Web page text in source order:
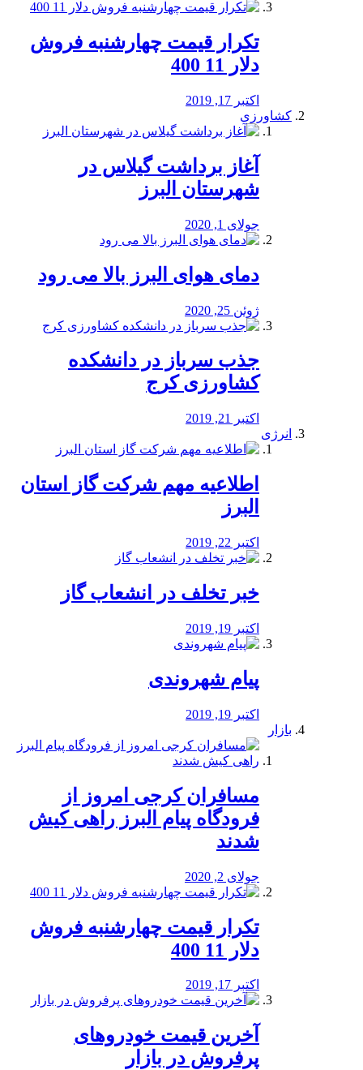
تکرار قیمت چهارشنبه فروش
دلار 11 400
اکتبر 17, 2019
کشاورزی
آغاز برداشت گیلاس در
شهرستان البرز
جولای 1, 2020
دمای هوای البرز بالا می رود
ژوئن 25, 2020
جذب سرباز در دانشکده
کشاورزی کرج
اکتبر 21, 2019
انرژی
️اطلاعیه مهم شرکت گاز استان
البرز
اکتبر 22, 2019
خبر تخلف در انشعاب گاز
اکتبر 19, 2019
پیام شهروندی
اکتبر 19, 2019
بازار
مسافران کرجی امروز از
فرودگاه پیام البرز راهی کیش
شدند
جولای 2, 2020
تکرار قیمت چهارشنبه فروش
دلار 11 400
اکتبر 17, 2019
آخرین قیمت خودرو‌های
پرفروش در بازار